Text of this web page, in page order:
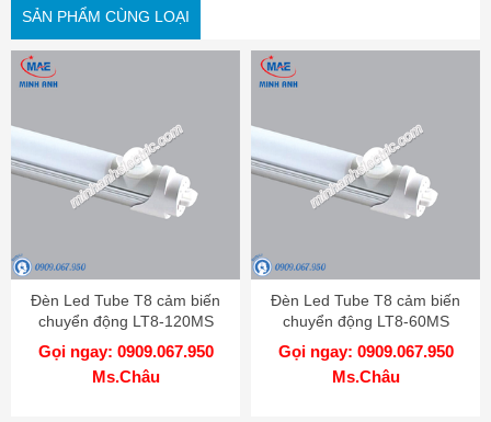
SẢN PHẨM CÙNG LOẠI
Đèn Led Tube T8 cảm biến
chuyển động LT8-120MS
Gọi ngay: 0909.067.950
Ms.Châu
Đèn Led Tube T8 cảm biến
chuyển động LT8-60MS
Gọi ngay: 0909.067.950
Ms.Châu